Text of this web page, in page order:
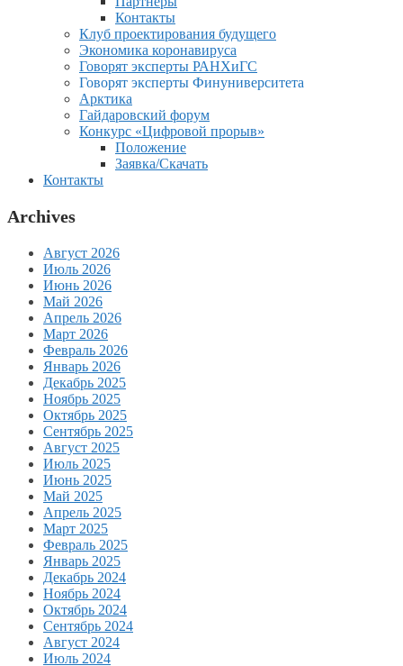
Контакты
Клуб проектирования будущего
Экономика коронавируса
Говорят эксперты РАНХиГС
Говорят эксперты Финуниверситета
Арктика
Гайдаровский форум
Конкурс «Цифровой прорыв»
Положение
Заявка/Скачать
Контакты
Archives
Август 2026
Июль 2026
Июнь 2026
Май 2026
Апрель 2026
Март 2026
Февраль 2026
Январь 2026
Декабрь 2025
Ноябрь 2025
Октябрь 2025
Сентябрь 2025
Август 2025
Июль 2025
Июнь 2025
Май 2025
Апрель 2025
Март 2025
Февраль 2025
Январь 2025
Декабрь 2024
Ноябрь 2024
Октябрь 2024
Сентябрь 2024
Август 2024
Июль 2024